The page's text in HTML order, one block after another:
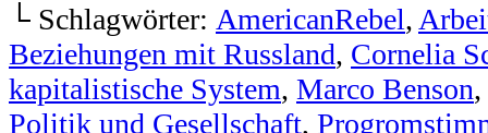
└ Schlagwörter: AmericanRebel,
Beziehungen mit Russland, Cornelia
kapitalistische System, Marco Benson,
Politik und Gesellschaft,